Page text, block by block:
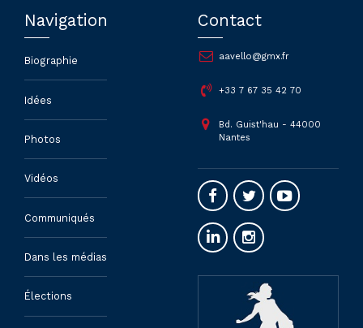
Navigation
Biographie
Idées
Photos
Vidéos
Communiqués
Dans les médias
Élections
Contact
aavello@gmx.fr
+33 7 67 35 42 70
Bd. Guist'hau - 44000
Nantes